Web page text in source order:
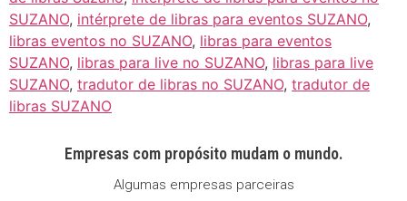
SUZANO, intérprete de libras para eventos SUZANO,
libras eventos no SUZANO, libras para eventos
SUZANO, libras para live no SUZANO, libras para live
SUZANO, tradutor de libras no SUZANO, tradutor de
libras SUZANO
Empresas com propósito mudam o mundo.
Algumas empresas parceiras